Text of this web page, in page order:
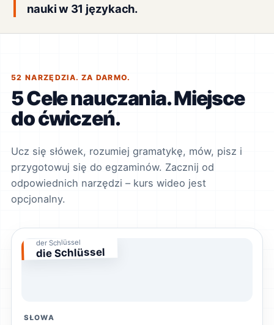
nauki w 31 językach.
52 NARZĘDZIA. ZA DARMO.
5 Cele nauczania. Miejsce
do ćwiczeń.
Ucz się słówek, rozumiej gramatykę, mów, pisz i
przygotowuj się do egzaminów. Zacznij od
odpowiednich narzędzi – kurs wideo jest
opcjonalny.
der Schlüssel
die Schlüssel
SŁOWA